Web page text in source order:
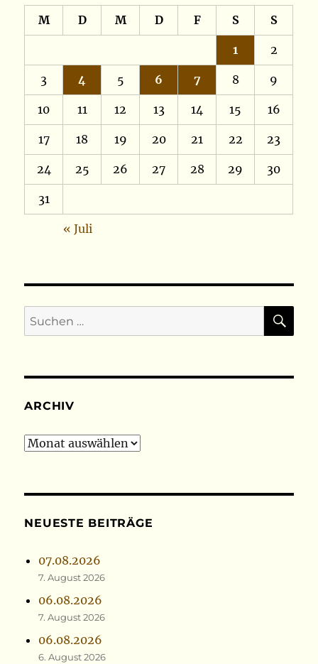
M D M D F S S
1 2
3 4 5 6 7 8 9
10 11 12 13 14 15 16
17 18 19 20 21 22 23
24 25 26 27 28 29 30
31
« Juli
Suchen
nach:
ARCHIV
Archiv
NEUESTE BEITRÄGE
07.08.2026
7. August 2026
06.08.2026
7. August 2026
06.08.2026
6. August 2026